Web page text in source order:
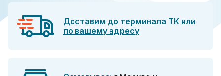
Доставим до терминала ТК или
по вашему адресу